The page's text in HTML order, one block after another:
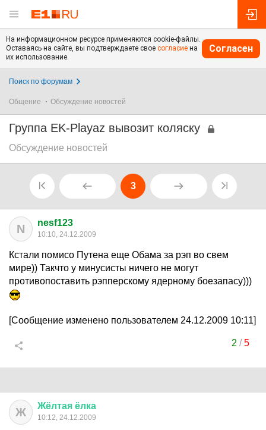
На информационном ресурсе применяются cookie-файлы.
Оставаясь на сайте, вы подтверждаете свое согласие на
их использование.
Согласен
Поиск по форумам
Общение Обсуждение новостей
Группа EK-Playaz вывозит коляску
Обсуждение новостей
3
N nesf123
10:10, 24.12.2009
Кстали помисо Путена еще Обама за рэп во свем
мире)) Такчто у минусисты ничего не могут
противопоставить рэпперскому ядерному боезапасу)))
[Сообщение изменено пользователем 24.12.2009 10:11]
2 /5
Ж Жёлтая ёлка
10:12, 24.12.2009